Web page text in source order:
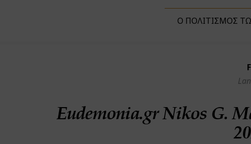
Ο ΠΟΛΙΤΙΣΜΌΣ
Eudemonia.gr Nikos G.